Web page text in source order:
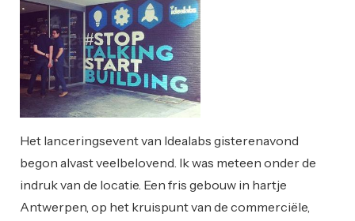
Het lanceringsevent van Idealabs gisterenavond
begon alvast veelbelovend. Ik was meteen onder de
indruk van de locatie. Een fris gebouw in hartje
Antwerpen, op het kruispunt van de commerciële,